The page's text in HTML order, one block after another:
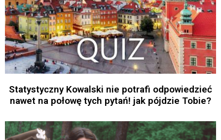
Statystyczny Kowalski nie potrafi odpowiedzieć
nawet na połowę tych pytań! jak pójdzie Tobie?